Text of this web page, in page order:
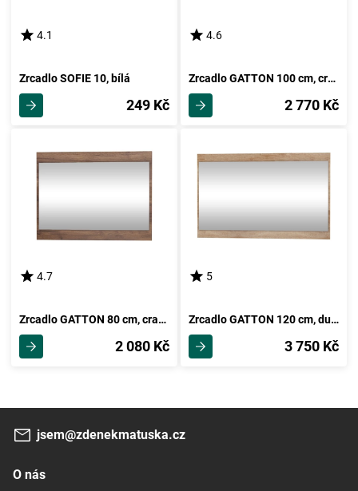
4.1
Zrcadlo SOFIE 10, bílá
249 Kč
4.6
Zrcadlo GATTON 100 cm, craft zlatý, 5 let záruka
2 770 Kč
4.7
Zrcadlo GATTON 80 cm, craft tobaco, 5 let záruka
2 080 Kč
5
Zrcadlo GATTON 120 cm, dub sonoma, 5 let záruka
3 750 Kč
jsem@zdenekmatuska.cz
O nás